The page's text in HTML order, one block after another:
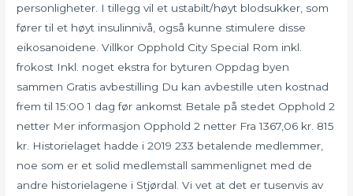
personligheter. I tillegg vil et ustabilt/høyt blodsukker, som
fører til et høyt insulinnivå, også kunne stimulere disse
eikosanoidene. Villkor Opphold City Special Rom inkl.
frokost Inkl. noget ekstra for byturen Oppdag byen
sammen Gratis avbestilling Du kan avbestille uten kostnad
frem til 15:00 1 dag før ankomst Betale på stedet Opphold 2
netter Mer informasjon Opphold 2 netter Fra 1367,06 kr. 815
kr. Historielaget hadde i 2019 233 betalende medlemmer,
noe som er et solid medlemstall sammenlignet med de
andre historielagene i Stjørdal. Vi vet at det er tusenvis av